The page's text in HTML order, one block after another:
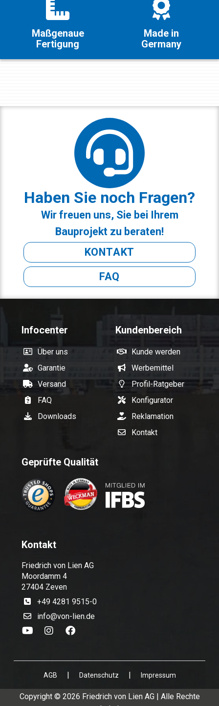
Maßgenaue
Fertigung
Made in
Germany
Haben Sie noch Fragen?
Wir freuen uns, Sie bei Ihrem
Bauprojekt zu beraten!
KONTAKT
FAQ
Infocenter
Über uns
Garantie
Versand
FAQ
Downloads
Kundenbereich
Kunde werden
Werbemittel
Profil-Ratgeber
Konfigurator
Reklamation
Kontakt
Geprüfte Qualität
Kontakt
Friedrich von Lien AG
Moordamm 4
27404 Zeven
+49 4281 9515-0
info@von-lien.de
AGB Datenschutz Impressum
Copyright © 2026 Friedrich von Lien AG | Alle Rechte